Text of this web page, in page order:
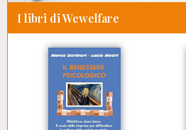
I libri di Wewelfare